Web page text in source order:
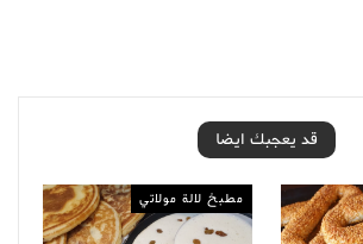
قد يعجبك ايضا
مطبخ لالة مولاتي